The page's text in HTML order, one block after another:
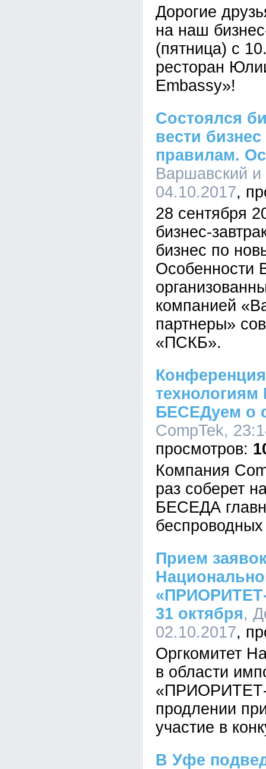
Дорогие
на наш
(пятница) с
ресторан
Embassy»!
Состоялся
вести
правилам.
Варшавский и
04.10.2017
28 сентября
бизнес-
бизнес по
Особенности
компанией
партнеры»
«ПСКБ».
БЕСЕДуем о
CompTek,
Компания
раз соберет
БЕСЕДА
беспроводных
Прием
31 октября,
02.10.2017
Оргкомитет
в области
«ПРИОРИТЕТ-
продлении
участие в
В Уфе